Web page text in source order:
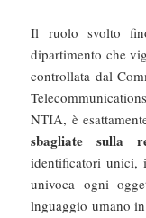
Il ruolo svolto
dipartimento che
controllata dal
NTIA, è
sbagliate sulla
identificatori unici,
univoca ogni
lnguaggio umano